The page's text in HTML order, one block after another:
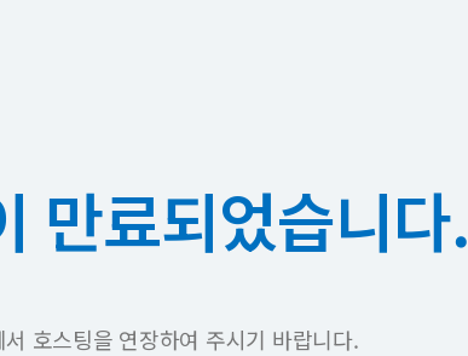
만료되었습니다.
호스팅을 연장하여 주시기 바랍니다.